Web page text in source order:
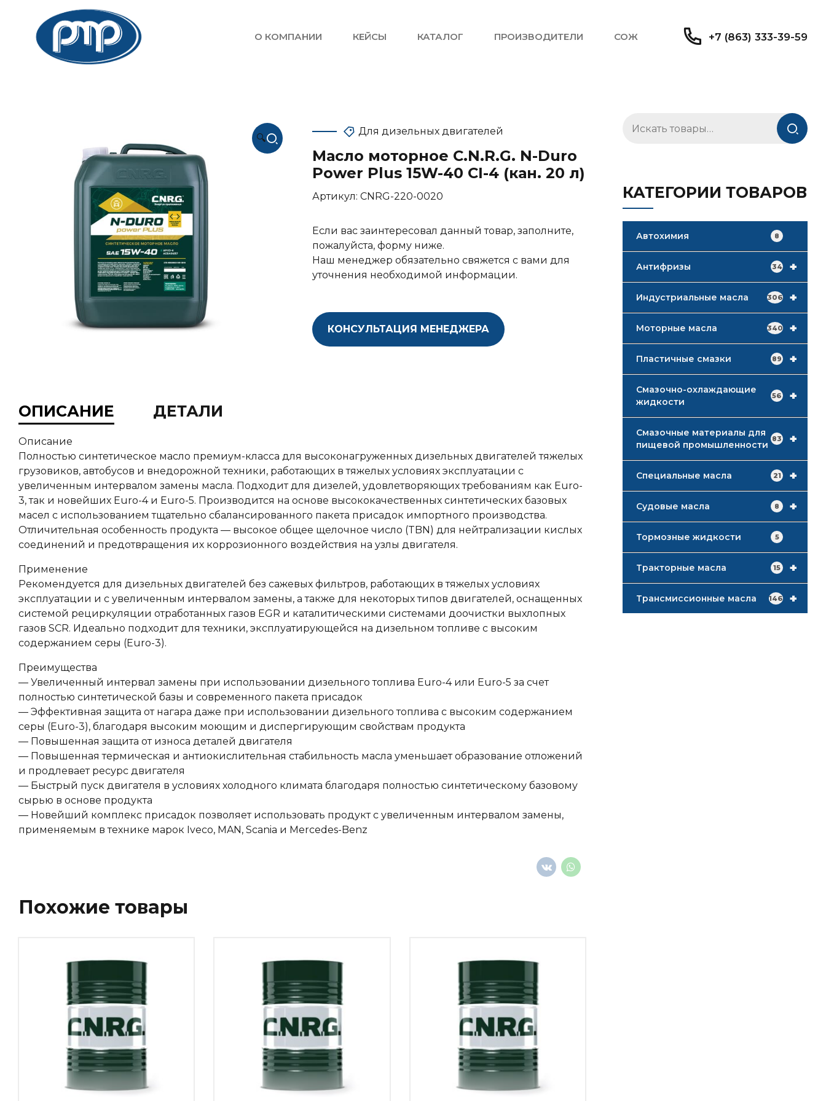
+7 (863) 333-39-59
О КОМПАНИИ КЕЙСЫ КАТАЛОГ ПРОИЗВОДИТЕЛИ СОЖ
🔍
Для дизельных двигателей
Масло моторное C.N.R.G. N-Duro
Power Plus 15W-40 CI-4 (кан. 20 л)
Артикул: CNRG-220-0020
Если вас заинтересовал данный товар, заполните,
пожалуйста, форму ниже.
Наш менеджер обязательно свяжется с вами для
уточнения необходимой информации.
КОНСУЛЬТАЦИЯ МЕНЕДЖЕРА
ОПИСАНИЕ ДЕТАЛИ
Описание
Полностью синтетическое масло премиум-класса для высоконагруженных дизельных двигателей тяжелых
грузовиков, автобусов и внедорожной техники, работающих в тяжелых условиях эксплуатации с
увеличенным интервалом замены масла. Подходит для дизелей, удовлетворяющих требованиям как Euro-
3, так и новейших Euro-4 и Euro-5. Производится на основе высококачественных синтетических базовых
масел с использованием тщательно сбалансированного пакета присадок импортного производства.
Отличительная особенность продукта — высокое общее щелочное число (TBN) для нейтрализации кислых
соединений и предотвращения их коррозионного воздействия на узлы двигателя.
Применение
Рекомендуется для дизельных двигателей без сажевых фильтров, работающих в тяжелых условиях
эксплуатации и с увеличенным интервалом замены, а также для некоторых типов двигателей, оснащенных
системой рециркуляции отработанных газов EGR и каталитическими системами доочистки выхлопных
газов SCR. Идеально подходит для техники, эксплуатирующейся на дизельном топливе с высоким
содержанием серы (Euro-3).
Преимущества
— Увеличенный интервал замены при использовании дизельного топлива Euro-4 или Euro-5 за счет
полностью синтетической базы и современного пакета присадок
— Эффективная защита от нагара даже при использовании дизельного топлива с высоким содержанием
серы (Euro-3), благодаря высоким моющим и диспергирующим свойствам продукта
— Повышенная защита от износа деталей двигателя
— Повышенная термическая и антиокислительная стабильность масла уменьшает образование отложений
и продлевает ресурс двигателя
— Быстрый пуск двигателя в условиях холодного климата благодаря полностью синтетическому базовому
сырью в основе продукта
— Новейший комплекс присадок позволяет использовать продукт с увеличенным интервалом замены,
применяемым в технике марок Iveco, MAN, Scania и Mercedes-Benz
Похожие товары
КАТЕГОРИИ ТОВАРОВ
Автохимия 8
+
Антифризы 34
+
Индустриальные масла 306
+
Моторные масла 340
+
Пластичные смазки 89
+
Смазочно-охлаждающие
жидкости
56
+
Смазочные материалы для
пищевой промышленности
83
+
Специальные масла 21
+
Судовые масла 8
Тормозные жидкости 5
+
Тракторные масла 15
+
Трансмиссионные масла 146